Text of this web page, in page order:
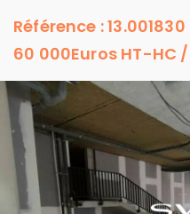
60 000Euros HT-HC
Référence : 13.001830